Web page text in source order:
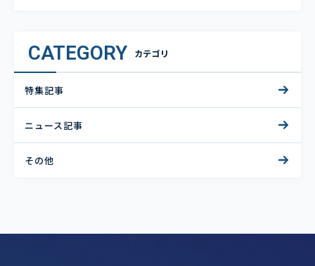
CATEGORY カテゴリ
特集記事
ニュース記事
その他